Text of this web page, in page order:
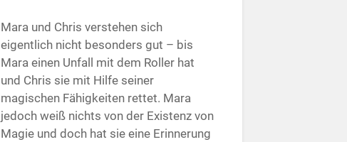
Mara und Chris verstehen sich
eigentlich nicht besonders gut – bis
Mara einen Unfall mit dem Roller hat
und Chris sie mit Hilfe seiner
magischen Fähigkeiten rettet. Mara
jedoch weiß nichts von der Existenz von
Magie und doch hat sie eine Erinnerung